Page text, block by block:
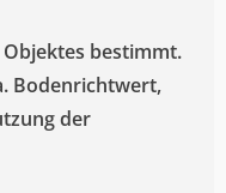
bestimmt.
Bodenrichtwert,
der